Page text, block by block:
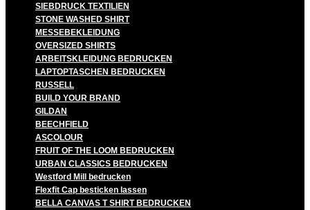
SIEBDRUCK TEXTILIEN
STONE WASHED SHIRT
MESSEBEKLEIDUNG
OVERSIZED SHIRTS
ARBEITSKLEIDUNG BEDRUCKEN
LAPTOPTASCHEN BEDRUCKEN
RUSSELL
BUILD YOUR BRAND
GILDAN
BEECHFIELD
ASCOLOUR
FRUIT OF THE LOOM BEDRUCKEN
URBAN CLASSICS BEDRUCKEN
Westford Mill bedrucken
Flexfit Cap besticken lassen
BELLA CANVAS T SHIRT BEDRUCKEN